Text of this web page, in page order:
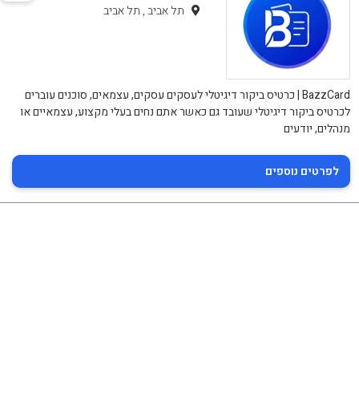
תל אביב , תל אביב
BazzCard | כרטיס ביקור דיגיטלי לעסקים עסקים, עצמאים, סוכנים עוברים
לכרטיס ביקור דיגיטלי שעובד גם כאשר אתם נחים בעלי מקצוע, עצמאיים או
מנהלים, יודעים
לפרטים נוספים